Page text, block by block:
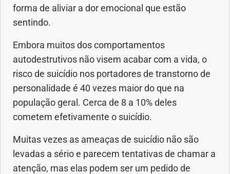
forma de aliviar a dor emocional que estão
sentindo.
Embora muitos dos comportamentos
autodestrutivos não visem acabar com a vida, o
risco de suicídio nos portadores de transtorno de
personalidade é 40 vezes maior do que na
população geral. Cerca de 8 a 10% deles
cometem efetivamente o suicídio.
Muitas vezes as ameaças de suicídio não são
levadas a sério e parecem tentativas de chamar a
atenção, mas elas podem ser um pedido de